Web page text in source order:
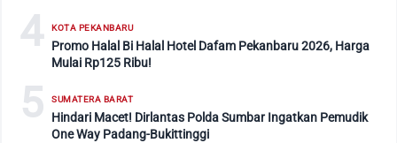
4 KOTA PEKANBARU
Promo Halal Bi Halal Hotel Dafam Pekanbaru 2026, Harga
Mulai Rp125 Ribu!
5 SUMATERA BARAT
Hindari Macet! Dirlantas Polda Sumbar Ingatkan Pemudik
One Way Padang-Bukittinggi